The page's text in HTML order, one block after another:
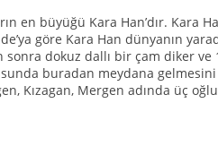
en büyüğü Kara Han’dır. Kara
göre Kara Han dünyanın
dokuz dallı bir çam diker
buradan meydana gelmesini
Kızagan, Mergen adında üç